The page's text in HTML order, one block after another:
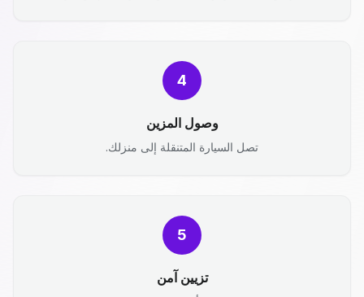
4
وصول المزين
تصل السيارة المتنقلة إلى منزلك.
5
تزيين آمن